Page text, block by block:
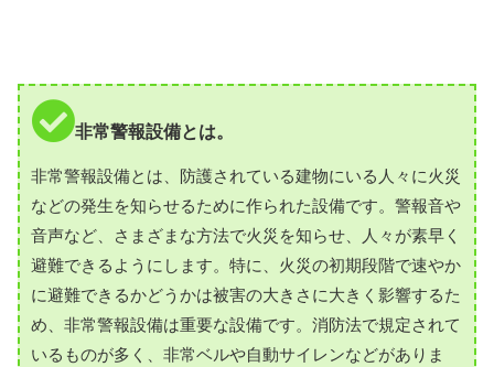
非常警報設備とは。
非常警報設備とは、防護されている建物にいる人々に火災
などの発生を知らせるために作られた設備です。警報音や
音声など、さまざまな方法で火災を知らせ、人々が素早く
避難できるようにします。特に、火災の初期段階で速やか
に避難できるかどうかは被害の大きさに大きく影響するた
め、非常警報設備は重要な設備です。消防法で規定されて
いるものが多く、非常ベルや自動サイレンなどがありま